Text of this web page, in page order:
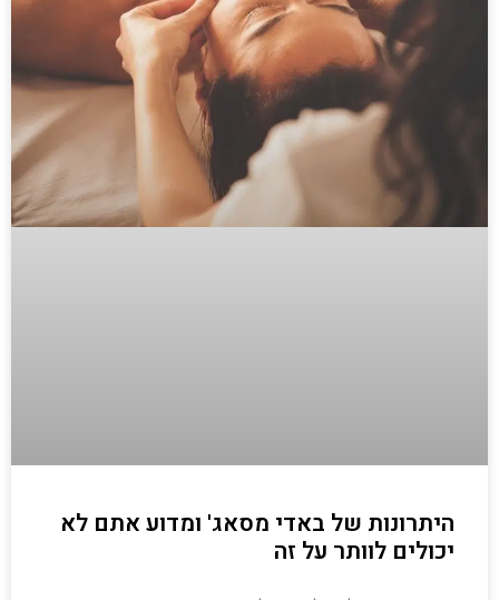
היתרונות של באדי מסאג' ומדוע אתם לא
יכולים לוותר על זה